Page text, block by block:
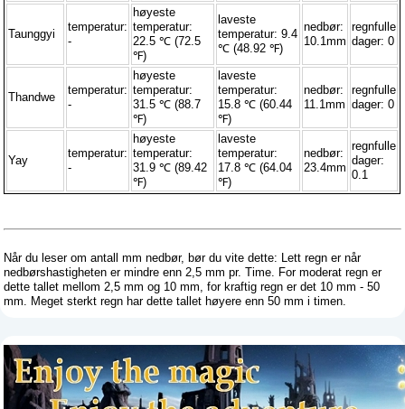
Taunggyi
temperatur:
-
høyeste
temperatur:
22.5 ℃ (72.5
℉)
laveste
temperatur: 9.4
℃ (48.92 ℉)
nedbør:
10.1mm
regnfulle
dager: 0
Thandwe
temperatur:
-
høyeste
temperatur:
31.5 ℃ (88.7
℉)
laveste
temperatur:
15.8 ℃ (60.44
℉)
nedbør:
11.1mm
regnfulle
dager: 0
Yay
temperatur:
-
høyeste
temperatur:
31.9 ℃ (89.42
℉)
laveste
temperatur:
17.8 ℃ (64.04
℉)
nedbør:
23.4mm
regnfulle
dager:
0.1
Når du leser om antall mm nedbør, bør du vite dette: Lett regn er når
nedbørshastigheten er mindre enn 2,5 mm pr. Time. For moderat regn er
dette tallet mellom 2,5 mm og 10 mm, for kraftig regn er det 10 mm - 50
mm. Meget sterkt regn har dette tallet høyere enn 50 mm i timen.